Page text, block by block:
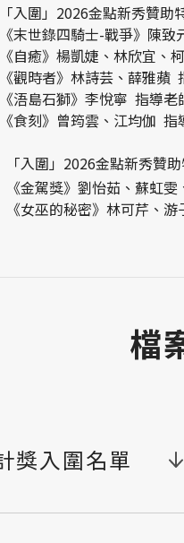
「入圍」2026金點新秀贊
《末世錄四騎士-戰爭》陳
《自癒》楊凱婕、林欣宜
《觀時者》林詩芸、薛雅蘋
《浯島石獅》李悅寧 指導
《食刻》曾筠雲、江均伽
「入圍」2026金點新秀贊
《金駕獎》劉怡茹、蘇虹
《女巫的秘密》林可芹、
檔
獎入圍名單